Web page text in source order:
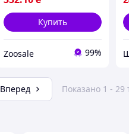
Купить
Zoosale 99%
Вперед Показано 1 - 29